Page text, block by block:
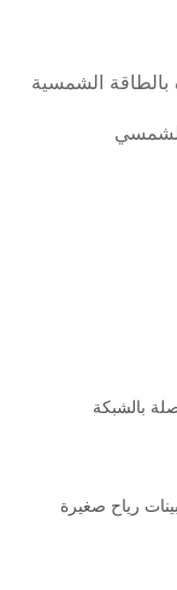
بالطاقة الشمسية
بالشبكة
رياح صغيرة